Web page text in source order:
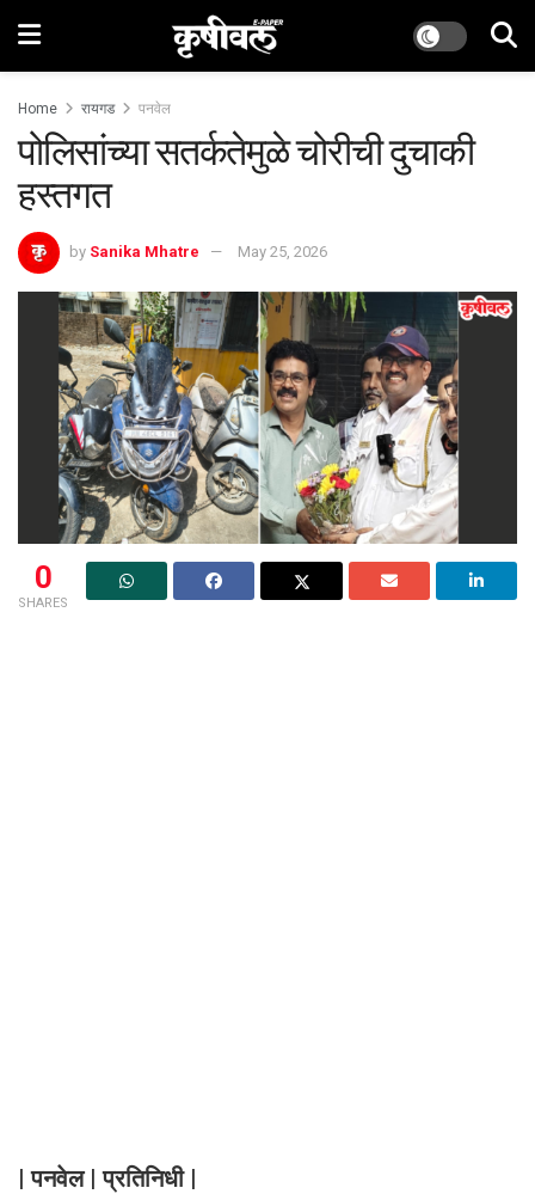
Home रायगड पनवेल
पोलिसांच्या सतर्कतेमुळे चोरीची दुचाकी
हस्तगत
by Sanika Mhatre May 25, 2026
0
SHARES
| पनवेल | प्रतिनिधी |